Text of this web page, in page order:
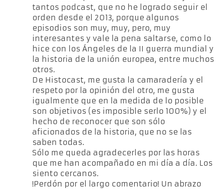
tantos podcast, que no he logrado seguir el
orden desde el 2013, porque algunos
episodios son muy, muy, pero, muy
interesantes y vale la pena saltarse, como lo
hice con los Ángeles de la II guerra mundial y
la historia de la unión europea, entre muchos
otros.
De Histocast, me gusta la camaradería y el
respeto por la opinión del otro, me gusta
igualmente que en la medida de lo posible
son objetivos (es imposible serlo 100%) y el
hecho de reconocer que son sólo
aficionados de la historia, que no se las
saben todas.
Sólo me queda agradecerles por las horas
que me han acompañado en mi día a día. Los
siento cercanos.
!Perdón por el largo comentario! Un abrazo